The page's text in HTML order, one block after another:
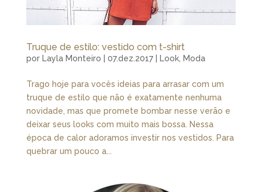
Truque de estilo: vestido com t-shirt
por Layla Monteiro 07.dez.2017| Look, Moda
Trago hoje para vocês ideias para arrasar com um
truque de estilo que não é exatamente nenhuma
novidade, mas que promete bombar nesse verão e
deixar seus looks com muito mais bossa. Nessa
época de calor adoramos investir nos vestidos. Para
quebrar um pouco a...